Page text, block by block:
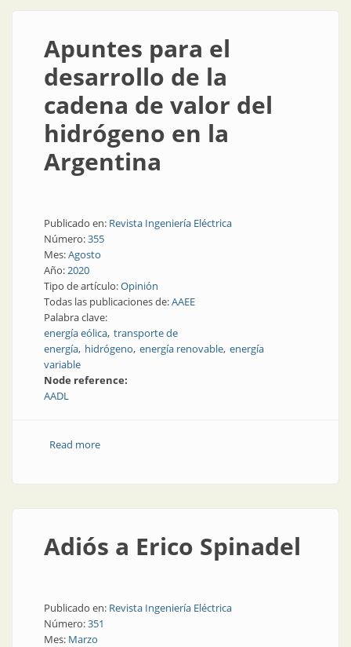
Apuntes para el
desarrollo de la
cadena de valor del
hidrógeno en la
Argentina
Publicado en: Revista Ingeniería Eléctrica
Número:355
Mes:Agosto
Año:2020
Tipo de artículo:Opinión
Todas las publicaciones de:AAEE
Palabra clave:
energía eólica transporte de
energía hidrógeno energía renovable energía
variable
Node reference:
AADL
Read moreabout Apuntes para el desarrollo de la cadena de
Adiós a Erico Spinadel
Publicado en: Revista Ingeniería Eléctrica
Número:351
Mes: Marzo